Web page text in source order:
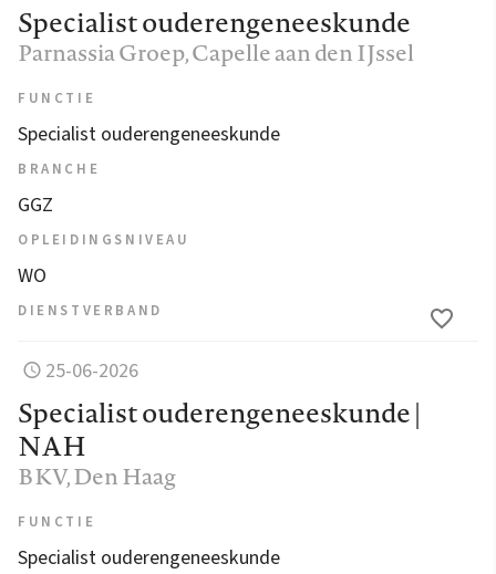
Specialist ouderengeneeskunde
Parnassia Groep, Capelle aan den IJssel
FUNCTIE
Specialist ouderengeneeskunde
BRANCHE
GGZ
OPLEIDINGSNIVEAU
WO
DIENSTVERBAND
25-06-2026
Specialist ouderengeneeskunde |
NAH
BKV, Den Haag
FUNCTIE
Specialist ouderengeneeskunde